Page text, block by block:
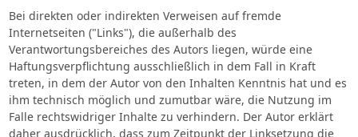
Bei direkten oder indirekten Verweisen auf fremde
Internetseiten ("Links"), die außerhalb des
Verantwortungsbereiches des Autors liegen, würde eine
Haftungsverpflichtung ausschließlich in dem Fall in Kraft
treten, in dem der Autor von den Inhalten Kenntnis hat und es
ihm technisch möglich und zumutbar wäre, die Nutzung im
Falle rechtswidriger Inhalte zu verhindern. Der Autor erklärt
daher ausdrücklich, dass zum Zeitpunkt der Linksetzung die